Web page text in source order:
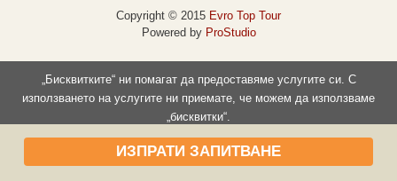
ИЗПРАТИ ЗАПИТВАНЕ
Copyright © 2015 Evro Top Tour
Powered by ProStudio
„Бисквитките“ ни помагат да предоставяме услугите си. С
използването на услугите ни приемате, че можем да използваме
„бисквитки“.
Прочети повече Съгласен съм